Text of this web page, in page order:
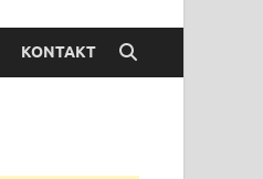
KONTAKT